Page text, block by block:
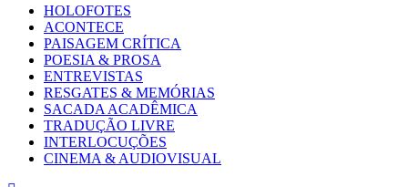
Primary
Menu
HOLOFOTES
ACONTECE
PAISAGEM CRÍTICA
POESIA & PROSA
ENTREVISTAS
RESGATES & MEMÓRIAS
SACADA ACADÊMICA
TRADUÇÃO LIVRE
INTERLOCUÇÕES
CINEMA & AUDIOVISUAL